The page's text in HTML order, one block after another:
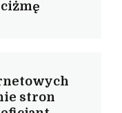
stron